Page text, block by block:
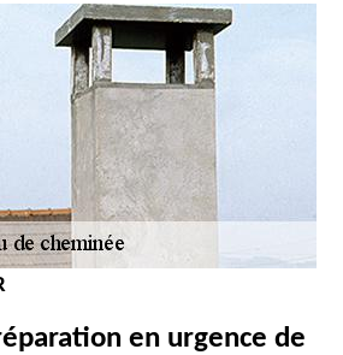
en urgence de